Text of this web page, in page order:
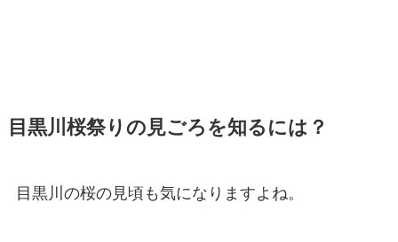
目黒川桜祭りの見ごろを知るには？
目黒川の桜の見頃も気になりますよね。